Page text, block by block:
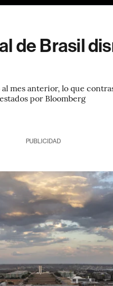
de Brasil
mes anterior, lo que
por Bloomberg
PUBLICIDAD